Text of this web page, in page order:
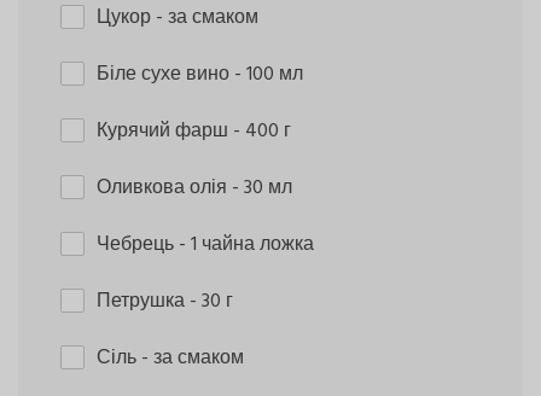
Цукор- за смаком
Біле сухе вино- 100 мл
Курячий фарш - 400 г
Оливкова олія - 30 мл
Чебрець- 1 чайна ложка
Петрушка- 30 г
Сіль- за смаком